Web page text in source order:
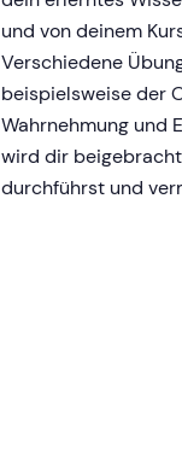
und von deinem
Verschiedene
beispielsweise der
Wahrnehmung und
wird dir
durchführst und